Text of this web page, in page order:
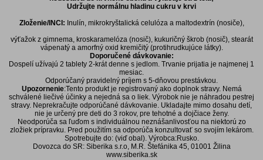
Udržujte normálnu hladinu cukru v krvi
Zloženie/INCI: Inulín, mikrokryštalická celulóza a maltodextrín (nosiče),
výťažok z gimnema, kroskaramelóza (nosič), kukuričný škrob (nosič), stearát
vápenatý a amorfný oxid kremičitý (protihrudkujúce látky).
Doporučené dávkovanie:
Dospelí užívajú 2 tablety 2-krát denne s jedlom. Trvanie prijatia je najmenej 1
mesiac.
Odporúčaný pravidelný príjem s 5-dňovou prestávkou.
Upozornenie:Tento produkt je registrovaný ako doplnok stravy. Nemá
schválené liečivé účinky a nejedná sa o liek. Výrobok nie je náhradou pestrej
stravy. Neprekračujte odporúčané dávkovanie. Ukladajte mimo dosahu detí,
nie je určený pre deti do 3 rokov, pre tehotné a dojčiace ženy.
Neodporúča sa ľuďom s individuálnou neznášanlivosťou na niektorú zo
zložiek prípravku. Pred použitím sa odporúča konzultovať so svojím lekárom.
Spotrebujte do: (viď obal). Výrobca:Rusko.
Dovozca do SR: Siberika s.r.o, M.R. Štefánika 45, 01001 Žilina
www.siberika.sk